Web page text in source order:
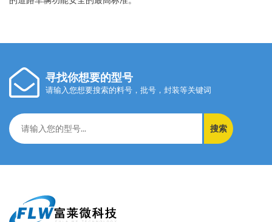
寻找你想要的型号
请输入您想要搜索的料号，批号，封装等关键词
搜索